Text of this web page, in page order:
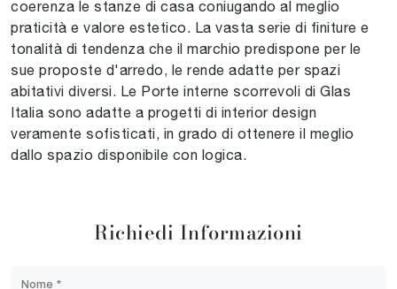
coerenza le stanze di casa coniugando al meglio
praticità e valore estetico. La vasta serie di finiture e
tonalità di tendenza che il marchio predispone per le
sue proposte d'arredo, le rende adatte per spazi
abitativi diversi. Le Porte interne scorrevoli di Glas
Italia sono adatte a progetti di interior design
veramente sofisticati, in grado di ottenere il meglio
dallo spazio disponibile con logica.
Richiedi Informazioni